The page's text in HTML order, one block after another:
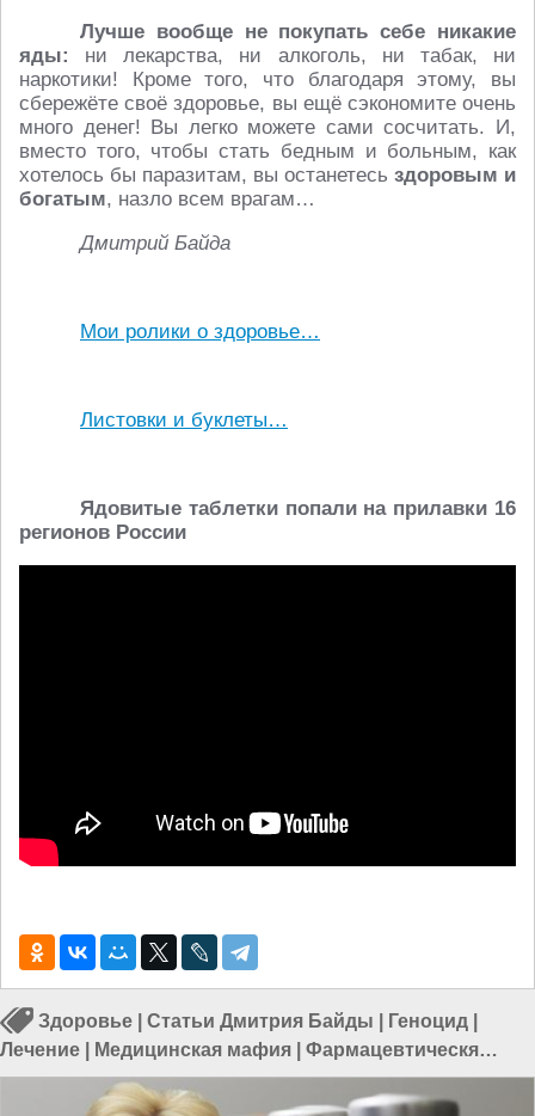
Лучше вообще не покупать себе никакие
яды:
ни лекарства, ни алкоголь, ни табак, ни
наркотики! Кроме того, что благодаря этому, вы
сбережёте своё здоровье, вы ещё сэкономите очень
много денег! Вы легко можете сами сосчитать. И,
вместо того, чтобы стать бедным и больным, как
хотелось бы паразитам, вы останетесь здоровым и
богатым, назло всем врагам…
Дмитрий Байда
Мои ролики о здоровье…
Листовки и буклеты…
Ядовитые таблетки попали на прилавки 16
регионов России
Здоровье Статьи Дмитрия Байды Геноцид
Лечение
Медицинская мафия
Фармацевтическя
мафия|Лекарства